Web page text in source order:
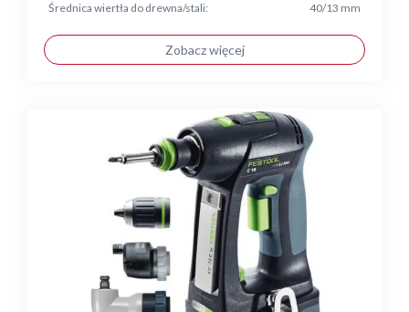
Średnica wiertła do drewna/stali:
40/13 mm
Zobacz więcej